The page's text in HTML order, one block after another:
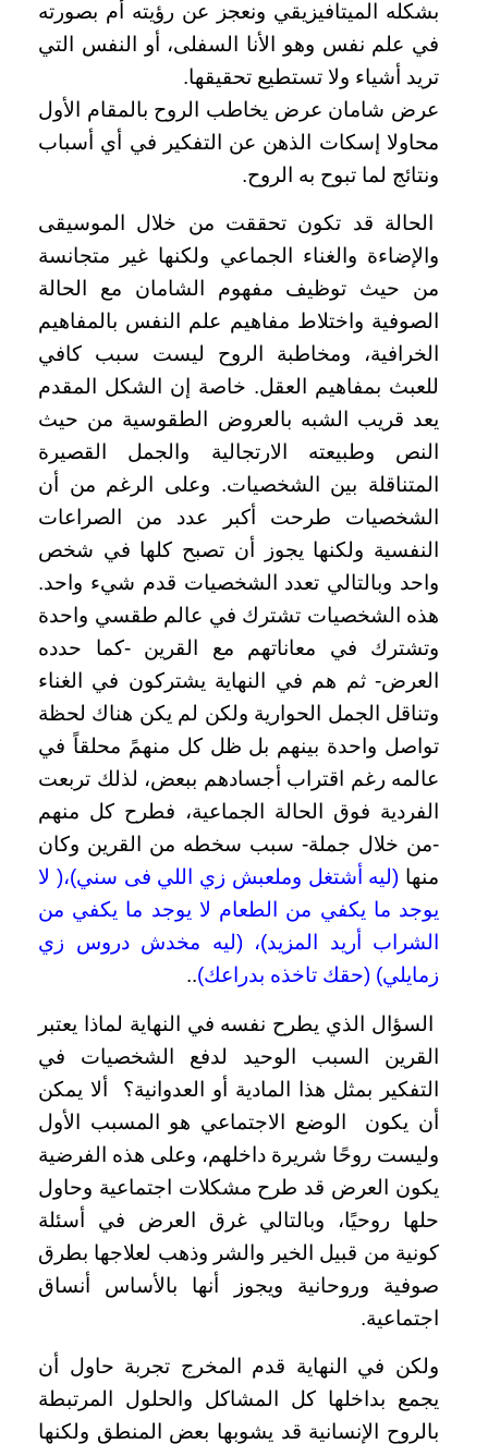
بشكله الميتافيزيقي ونعجز عن رؤيته أم بصورته
في علم نفس وهو الأنا السفلى، أو النفس التي
تريد أشياء ولا تستطيع تحقيقها.
عرض شامان عرض يخاطب الروح بالمقام الأول
محاولا إسكات الذهن عن التفكير في أي أسباب
ونتائج لما تبوح به الروح.
الحالة قد تكون تحققت من خلال الموسيقى
والإضاءة والغناء الجماعي ولكنها غير متجانسة
من حيث توظيف مفهوم الشامان مع الحالة
الصوفية واختلاط مفاهيم علم النفس بالمفاهيم
الخرافية، ومخاطبة الروح ليست سبب كافي
للعبث بمفاهيم العقل. خاصة إن الشكل المقدم
يعد قريب الشبه بالعروض الطقوسية من حيث
النص وطبيعته الارتجالية والجمل القصيرة
المتناقلة بين الشخصيات. وعلى الرغم من أن
الشخصيات طرحت أكبر عدد من الصراعات
النفسية ولكنها يجوز أن تصبح كلها في شخص
واحد وبالتالي تعدد الشخصيات قدم شيء واحد.
هذه الشخصيات تشترك في عالم طقسي واحدة
وتشترك في معاناتهم مع القرين -كما حدده
العرض- ثم هم في النهاية يشتركون في الغناء
وتناقل الجمل الحوارية ولكن لم يكن هناك لحظة
تواصل واحدة بينهم بل ظل كل منهمً محلقاً في
عالمه رغم اقتراب أجسادهم ببعض، لذلك تربعت
الفردية فوق الحالة الجماعية، فطرح كل منهم
-من خلال جملة- سبب سخطه من القرين وكان
منها )ليه أشتغل وملعبش زي اللي فى سني)،( لا
يوجد ما يكفي من الطعام لا يوجد ما يكفي من
الشراب أريد المزيد)، (ليه مخدش دروس زي
زمايلي) (حقك تاخذه بدراعك)..
السؤال الذي يطرح نفسه في النهاية لماذا يعتبر
القرين السبب الوحيد لدفع الشخصيات في
التفكير بمثل هذا المادية أو العدوانية؟ ألا يمكن
أن يكون الوضع الاجتماعي هو المسبب الأول
وليست روحًا شريرة داخلهم، وعلى هذه الفرضية
يكون العرض قد طرح مشكلات اجتماعية وحاول
حلها روحيًا، وبالتالي غرق العرض في أسئلة
كونية من قبيل الخير والشر وذهب لعلاجها بطرق
صوفية وروحانية ويجوز أنها بالأساس أنساق
اجتماعية.
ولكن في النهاية قدم المخرج تجربة حاول أن
يجمع بداخلها كل المشاكل والحلول المرتبطة
بالروح الإنسانية قد يشوبها بعض المنطق ولكنها